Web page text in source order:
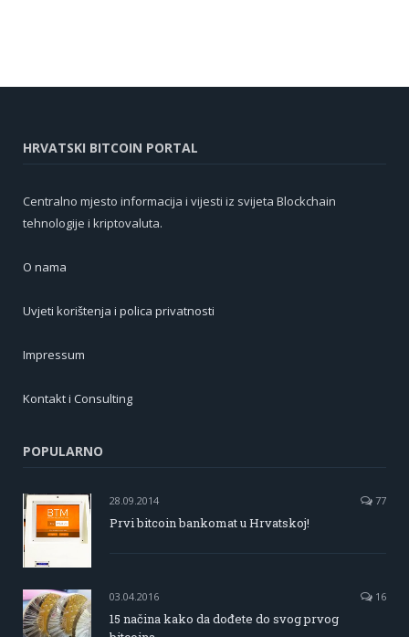
HRVATSKI BITCOIN PORTAL
Centralno mjesto informacija i vijesti iz svijeta Blockchain
tehnologije i kriptovaluta.
O nama
Uvjeti korištenja i polica privatnosti
Impressum
Kontakt i Consulting
POPULARNO
28.09.2014 77
Prvi bitcoin bankomat u Hrvatskoj!
03.04.2016 16
15 načina kako da dođete do svog prvog